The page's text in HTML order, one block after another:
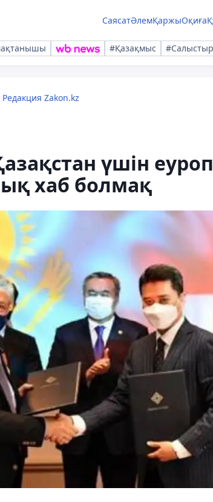
СаясатӘлемҚаржыОқиға
#Қазақмыс
Редакция Zakon.kz
үшін
хаб болмақ